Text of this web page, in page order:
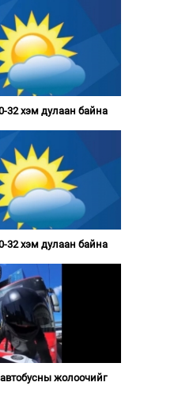
32 хэм дулаан байна
32 хэм дулаан байна
жолоочийг